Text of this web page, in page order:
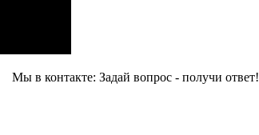
Мы в контакте: Задай вопрос - получи ответ!